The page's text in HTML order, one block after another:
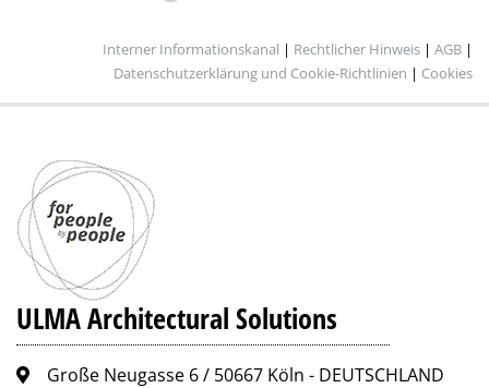
Interner Informationskanal | Rechtlicher Hinweis | AGB |
Datenschutzerklärung und Cookie-Richtlinien | Cookies
ULMA Architectural Solutions
Große Neugasse 6 / 50667 Köln - DEUTSCHLAND